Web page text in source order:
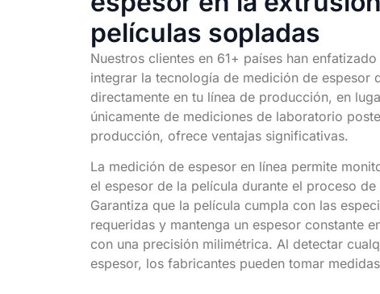
películas sopladas
Nuestros clientes en 61+ países han
integrar la tecnología de medición de espesor
directamente en tu línea de producción, en
únicamente de mediciones de laboratorio
producción, ofrece ventajas significativas.
La medición de espesor en línea permite
el espesor de la película durante el proceso
Garantiza que la película cumpla con las
requeridas y mantenga un espesor constante
con una precisión milimétrica. Al detectar
espesor, los fabricantes pueden tomar